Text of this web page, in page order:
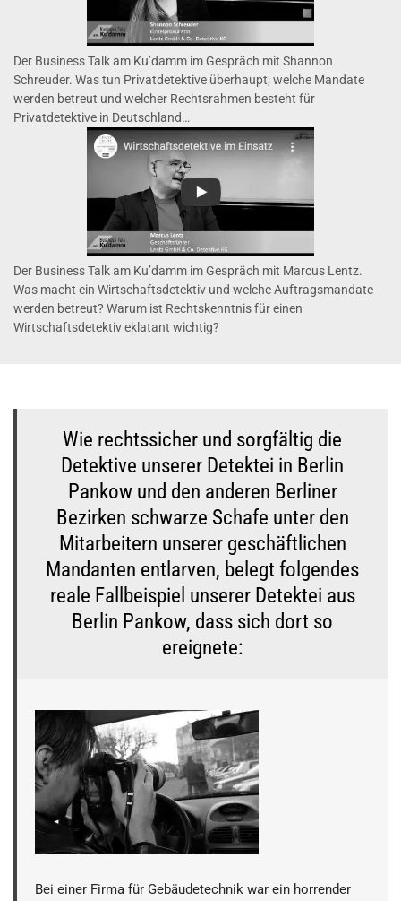
Der Business Talk am Ku’damm im Gespräch mit Shannon
Schreuder. Was tun Privatdetektive überhaupt; welche Mandate
werden betreut und welcher Rechtsrahmen besteht für
Privatdetektive in Deutschland…
Der Business Talk am Ku’damm im Gespräch mit Marcus Lentz.
Was macht ein Wirtschaftsdetektiv und welche Auftragsmandate
werden betreut? Warum ist Rechtskenntnis für einen
Wirtschaftsdetektiv eklatant wichtig?
Wie rechtssicher und sorgfältig die
Detektive unserer Detektei in Berlin
Pankow und den anderen Berliner
Bezirken schwarze Schafe unter den
Mitarbeitern unserer geschäftlichen
Mandanten entlarven, belegt folgendes
reale Fallbeispiel unserer Detektei aus
Berlin Pankow, dass sich dort so
ereignete:
Bei einer Firma für Gebäudetechnik war ein horrender